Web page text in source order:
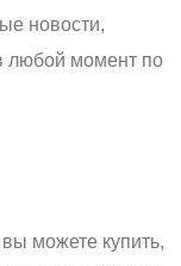
новости,
любой момент по
можете купить,